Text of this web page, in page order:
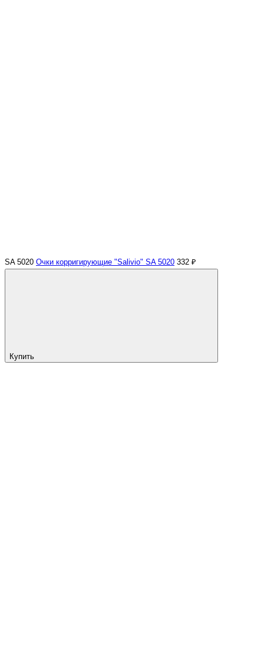
SA 5020 Очки корригирующие "Salivio" SA 5020 332 ₽
Купить